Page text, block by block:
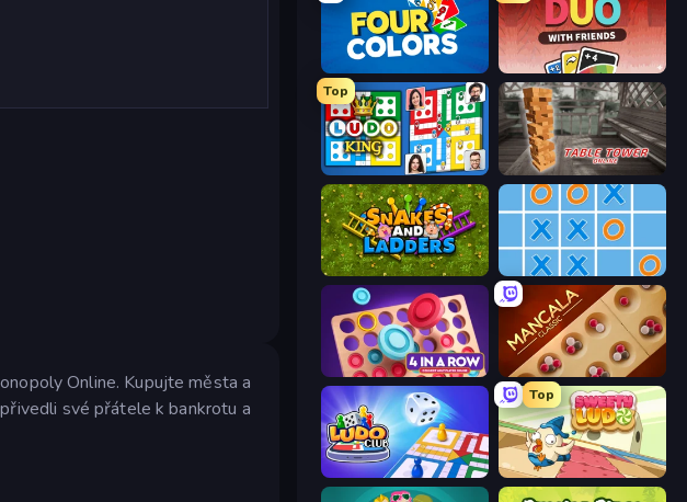
Online. Kupujte města a
své přátele k bankrotu a
DUO With Friends
Top
Ludo King Table Tower Online
Snakes and Ladders Tic Tac Toe Online
Connect 4 Online Multiplayer Mancala Classic
Ludo Club
Top
Sweety Ludo